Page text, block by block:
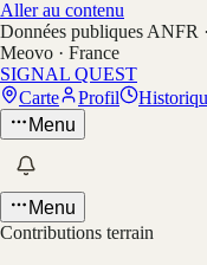
Aller au contenu
Données publiques ANFR
Meovo · France
SIGNAL QUEST
Carte
Profil
Menu
Menu
Contributions terrain